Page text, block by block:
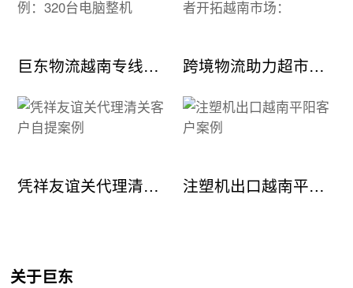
巨东物流越南专线案例：320台电脑整机 跨境物流助力超市创业者开拓越南市场：
凭祥友谊关代理清关客户自提案例 注塑机出口越南平阳客户案例
关于巨东